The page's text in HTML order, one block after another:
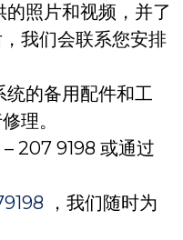
照片和视频，并了
我们会联系您安排
的备用配件和工
理。
207 9198 或通过
，我们随时为